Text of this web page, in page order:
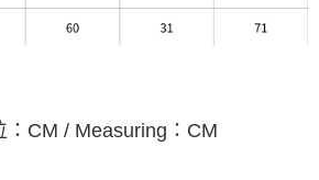
：CM / Measuring：CM